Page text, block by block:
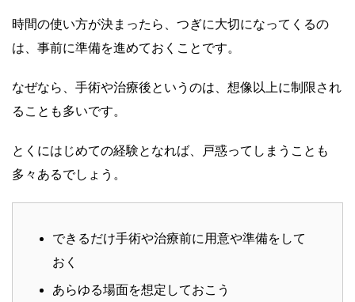
時間の使い方が決まったら、つぎに大切になってくるの
は、事前に準備を進めておくことです。
なぜなら、手術や治療後というのは、想像以上に制限され
ることも多いです。
とくにはじめての経験となれば、戸惑ってしまうことも
多々あるでしょう。
できるだけ手術や治療前に用意や準備をして
おく
あらゆる場面を想定しておこう